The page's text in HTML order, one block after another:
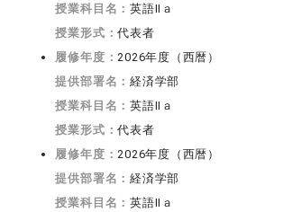
授業科目名：英語IIａ
授業形式：代表者
履修年度：2026年度（西暦）
提供部署名：経済学部
授業科目名：英語IIａ
授業形式：代表者
履修年度：2026年度（西暦）
提供部署名：経済学部
授業科目名：英語IIａ